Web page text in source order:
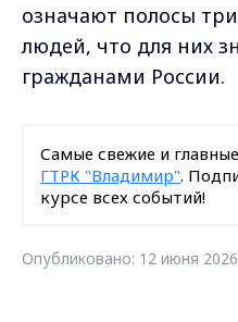
означают полосы
людей, что для них
гражданами России.
Самые свежие и
ГТРК "Владимир".
курсе всех событий!
Опубликовано: 12 июня